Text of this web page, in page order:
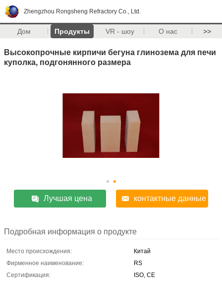
Zhengzhou Rongsheng Refractory Co., Ltd.
Дом Продукты VR - шоу О нас >>
Высокопрочные кирпичи бегуна глинозема для печи
куполка, подгонянного размера
Лучшая цена контактные данные
Подробная информация о продукте
Место происхождения:
Китай
Фирменное наименование:
RS
Сертификация:
ISO, CE